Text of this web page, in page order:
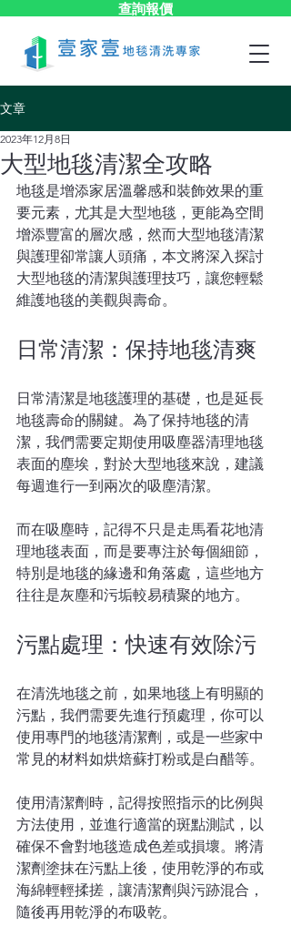
查詢報價
文章
大型地毯清潔全攻略
2023年12月8日
地毯是增添家居溫馨感和裝飾效果的重
要元素，尤其是大型地毯，更能為空間
增添豐富的層次感，然而大型地毯清潔
與護理卻常讓人頭痛，本文將深入探討
大型地毯的清潔與護理技巧，讓您輕鬆
維護地毯的美觀與壽命。
日常清潔：保持地毯清爽
日常清潔是地毯護理的基礎，也是延長
地毯壽命的關鍵。為了保持地毯的清
潔，我們需要定期使用吸塵器清理地毯
表面的塵埃，對於大型地毯來說，建議
每週進行一到兩次的吸塵清潔。
而在吸塵時，記得不只是走馬看花地清
理地毯表面，而是要專注於每個細節，
特別是地毯的緣邊和角落處，這些地方
往往是灰塵和污垢較易積聚的地方。
污點處理：快速有效除污
在清洗地毯之前，如果地毯上有明顯的
污點，我們需要先進行預處理，你可以
使用專門的地毯清潔劑，或是一些家中
常見的材料如烘焙蘇打粉或是白醋等。
使用清潔劑時，記得按照指示的比例與
方法使用，並進行適當的斑點測試，以
確保不會對地毯造成色差或損壞。將清
潔劑塗抹在污點上後，使用乾淨的布或
海綿輕輕揉搓，讓清潔劑與污跡混合，
隨後再用乾淨的布吸乾。